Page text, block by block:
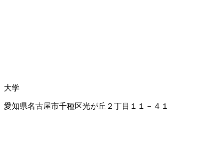
大学
愛知県名古屋市千種区光が丘２丁目１１－４１